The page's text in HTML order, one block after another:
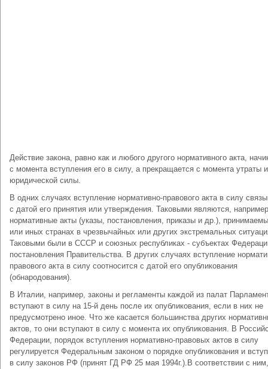
Действие закона, равно как и любого другого нормативного акта,
с момента вступления его в силу, а прекращается с момента утраты
юридической силы.
В одних случаях вступление нормативно-правового акта в силу
с датой его принятия или утверждения. Таковыми являются,
нормативные акты (указы, постановления, приказы и др.),
или иных странах в чрезвычайных или других экстремальных
Таковыми были в СССР и союзных республиках - субъектах
постановления Правительства. В других случаях вступление
правового акта в силу соотносится с датой его опубликования
(обнародования).
В Италии, например, законы и регламенты каждой из палат
вступают в силу на 15-й день после их опубликования, если в них не
предусмотрено иное. Что же касается большинства других
актов, то они вступают в силу с момента их опубликования. В
Федерации, порядок вступления нормативно-правовых актов в силу
регулируется Федеральным законом о порядке опубликования и
в силу законов РФ (принят ГД РФ 25 мая 1994г.).В соответствии с